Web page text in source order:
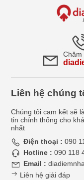
Chăm
Liên hệ chúng
Chúng tôi cam kết sẽ
tin chính thống cho
nhất
Điện thoại : 090
Hotline : 090 118
Email :
Liên hệ giải đáp